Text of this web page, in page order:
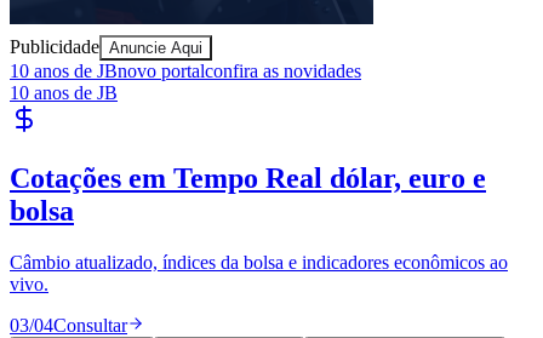
Publicidade Anuncie Aqui
10 anos de JBnovo portalconfira as novidades
10 anos de JB
Cotações em Tempo Real dólar, euro e
bolsa
Câmbio atualizado, índices da bolsa e indicadores econômicos ao
vivo.
03/04Consultar